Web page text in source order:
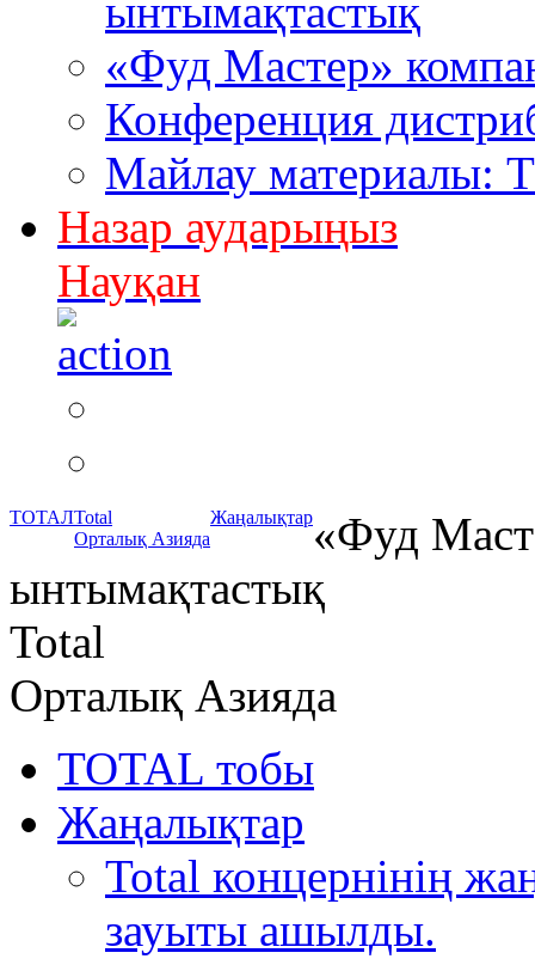
ынтымақтастық
«Фуд Мастер»
Конференция
Майлау материалы:
Назар аударыңыз
Науқан
ТОТАЛTotal
Орталық Азияда
Жаңалықтар«Фуд
ынтымақтастық
Total
Орталық Азияда
TOTAL тобы
Жаңалықтар
Total концернінің
зауыты ашылды.